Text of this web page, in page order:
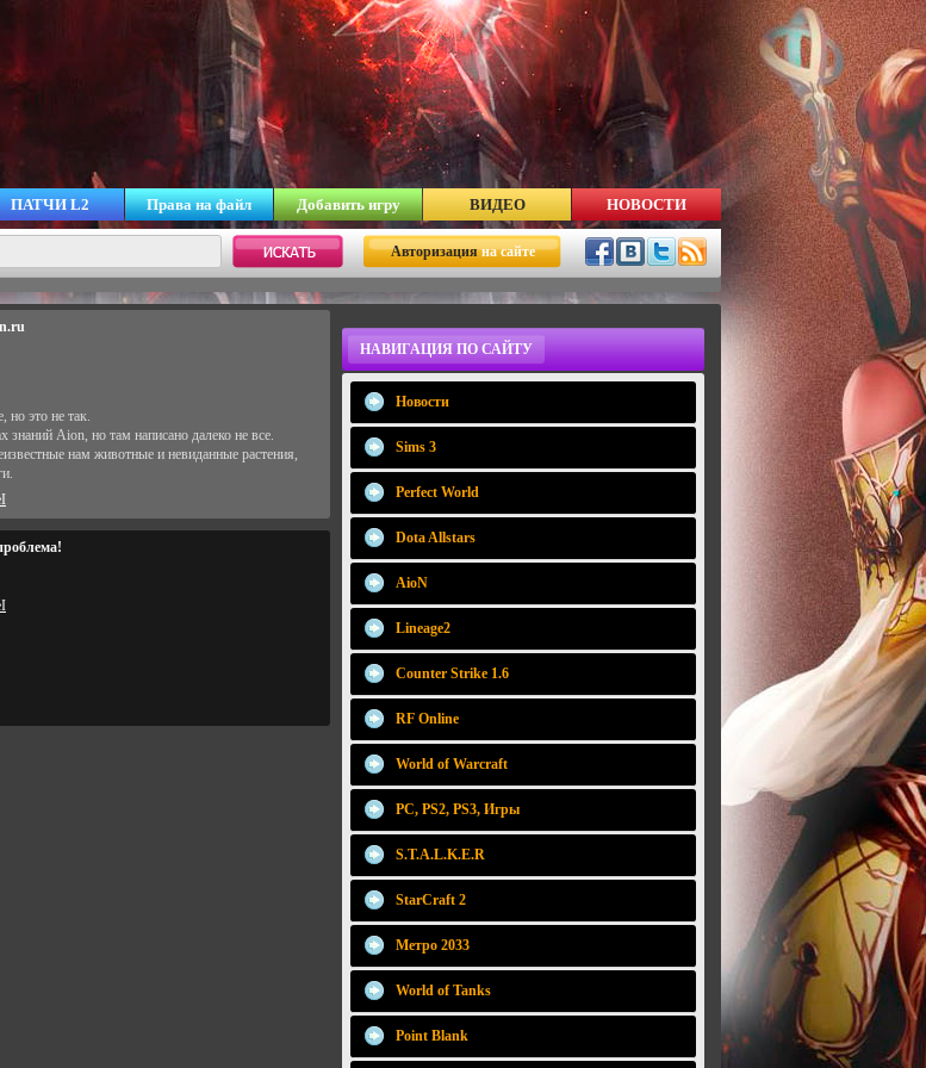
ПАТЧИ L2 Права на файл Добавить игру ВИДЕО НОВОСТИ
Авторизацияна сайте
но это не так.
знаний Aion, но там написано далеко не все.
нам животные и невиданные растения,
НАВИГАЦИЯ ПО САЙТУ
Новости
Sims 3
Perfect World
Dota Allstars
AioN
Lineage2
Counter Strike 1.6
RF Online
World of Warcraft
PC, PS2, PS3, Игры
S.T.A.L.K.E.R
StarCraft 2
Метро 2033
World of Tanks
Point Blank